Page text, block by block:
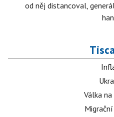
od něj distancoval,
Válka